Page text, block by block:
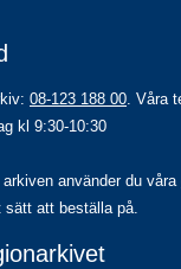
08-123 188 00. Våra
kl 9:30-10:30
använder du våra
sätt att beställa på.